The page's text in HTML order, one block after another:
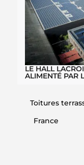
LE HALL
ALIMENTÉ PAR
Toitures
France